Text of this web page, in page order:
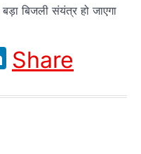
बिजली संयंत्र हो जाएगा
LinkedIn
Share